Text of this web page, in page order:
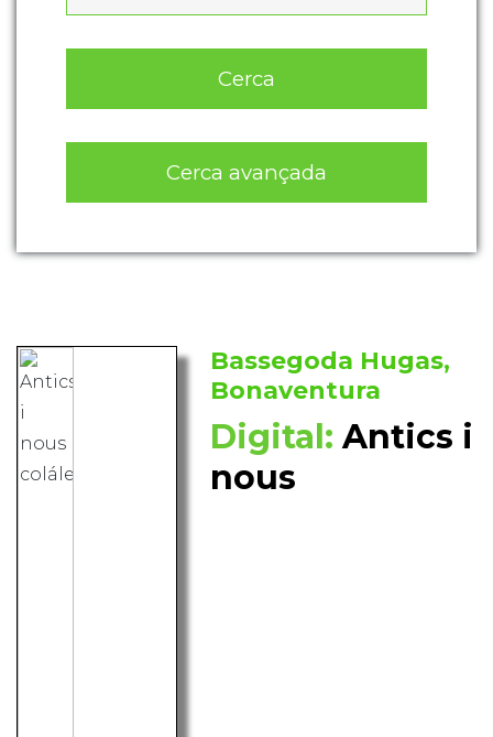
Cerca
Cerca avançada
Bassegoda Hugas,
Bonaventura
Digital: Antics i
nous